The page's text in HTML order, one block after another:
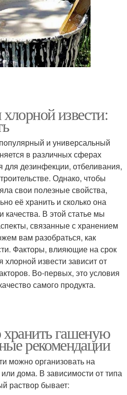
извести:
и универсальный
в различных сферах
для дезинфекции, отбеливания,
Однако, чтобы
свои полезные свойства,
её хранить и сколько она
качества. В этой статье мы
связанные с хранением
вам разобраться, как
Факторы, влияющие на срок
извести зависит от
Во-первых, это условия
самого продукта.
гашеную
рекомендации
можно организовать на
дома. В зависимости от типа
раствор бывает: